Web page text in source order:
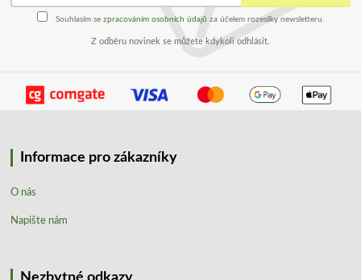
Souhlasím se zpracováním osobních údajů za účelem rozesílky newsletteru.
Z odběru novinek se můžete kdykoli odhlásit.
Informace pro zákazníky
O nás
Napište nám